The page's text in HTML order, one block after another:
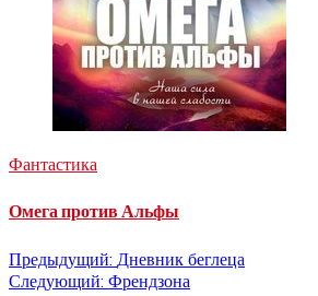
Фантастика
Омега против Альфы
Навигация
Предыдущий: Дневник беглеца
Следующий: Френдзона